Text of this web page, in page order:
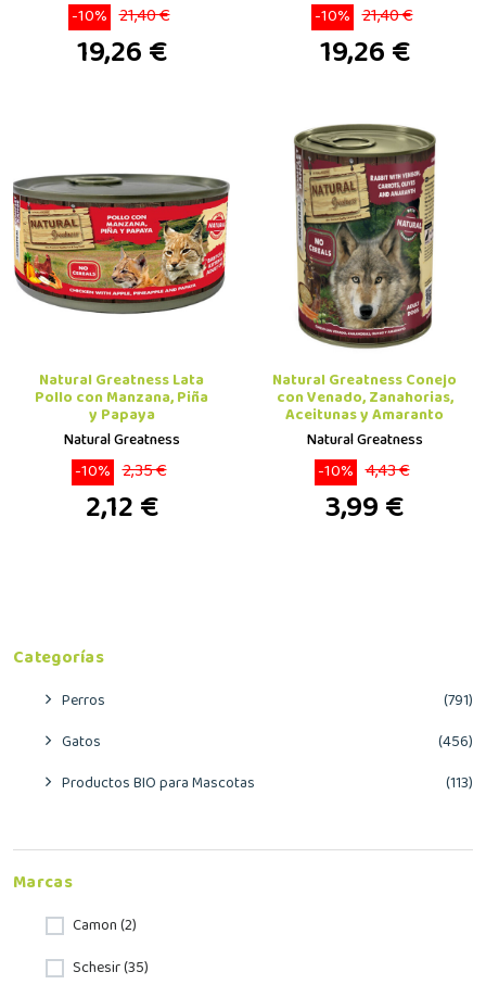
-10% 21,40 €
19,26 €
-10% 21,40 €
19,26 €
Natural Greatness Lata
Pollo con Manzana, Piña
y Papaya
Natural Greatness
-10% 2,35 €
2,12 €
Natural Greatness Conejo
con Venado, Zanahorias,
Aceitunas y Amaranto
Natural Greatness
-10% 4,43 €
3,99 €
Categorías
Perros
(791)
Gatos
(456)
Productos BIO para Mascotas
(113)
Marcas
Camon (2)
Schesir (35)